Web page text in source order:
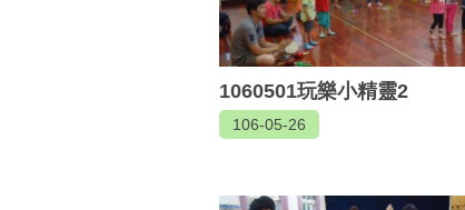
1060501玩樂小精靈2
106-05-26